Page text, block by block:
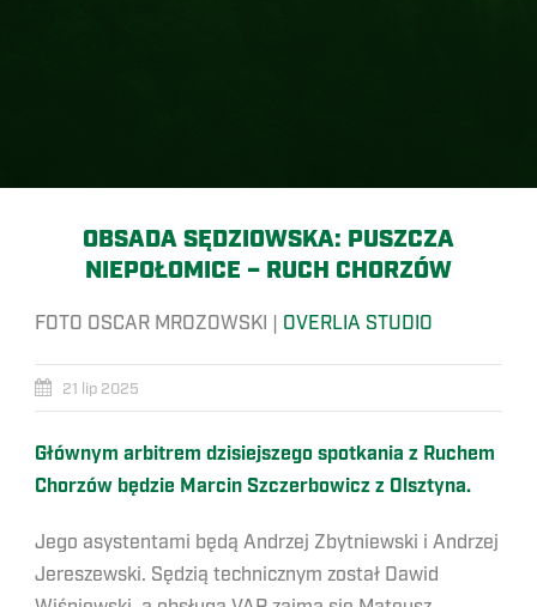
OBSADA SĘDZIOWSKA: PUSZCZA
NIEPOŁOMICE – RUCH CHORZÓW
FOTO OSCAR MROZOWSKI | OVERLIA STUDIO
21 lip 2025
Głównym arbitrem dzisiejszego spotkania z Ruchem
Chorzów będzie Marcin Szczerbowicz z Olsztyna.
Jego asystentami będą Andrzej Zbytniewski i Andrzej
Jereszewski. Sędzią technicznym został Dawid